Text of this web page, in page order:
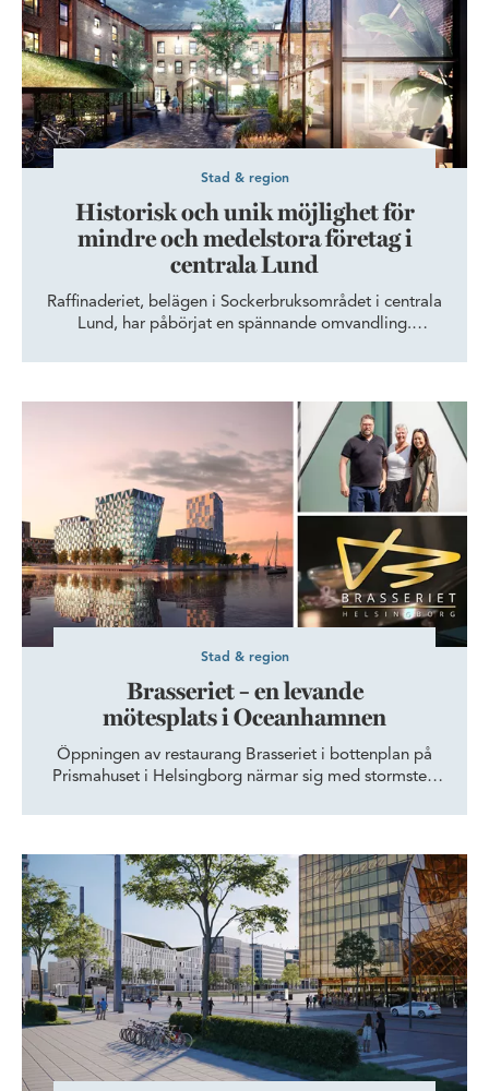
Stad & region
Historisk och unik möjlighet för
mindre och medelstora företag i
centrala Lund
Raffinaderiet, belägen i Sockerbruksområdet i centrala
Lund, har påbörjat en spännande omvandling.
del av Lunds industrihistoria. Allt från sockerbruk till
för den moderna arbetsplatsen för mindre och
medelstora företag.
Brasseriet – en levande mötesplats i Oceanhamnen
Stad & region
Brasseriet – en levande
mötesplats i Oceanhamnen
Öppningen av restaurang Brasseriet i bottenplan på
Prismahuset i Helsingborg närmar sig med stormsteg
jättespännande och pirrigt, det är en riktigt häftig resa
vi har framför oss”, utbrister Stefan Mildén, en av de
tre delägarna.
I dynamiska Hyllie växer verksamheterna tillsammans med